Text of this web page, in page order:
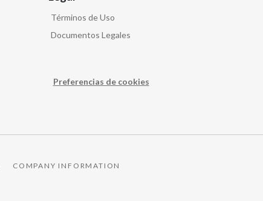
Términos de Uso
Documentos Legales
Preferencias de cookies
COMPANY INFORMATION